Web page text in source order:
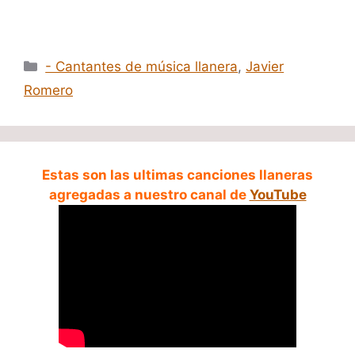
Categorías
- Cantantes de música llanera,Javier
Romero
Estas son las ultimas canciones llaneras
agregadas a nuestro canal de YouTube